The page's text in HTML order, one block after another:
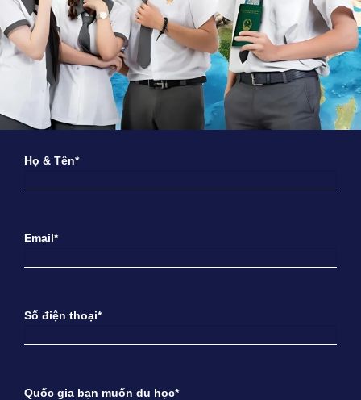
Họ & Tên*
Email*
Số điện thoại*
Quốc gia bạn muốn du học*